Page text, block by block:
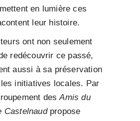
en lumière ces
leur histoire.
ont non seulement
redécouvrir ce passé,
aussi à sa préservation
initiatives locales. Par
desAmis du
Castelnaudpropose